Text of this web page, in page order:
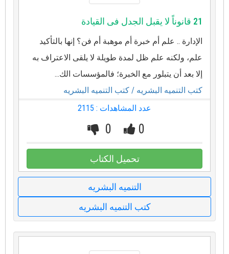
21 قانوناً لا يقبل الجدل فى القيادة
الإدارة .. علم أم خبرة أم موهبة أم فن؟ إنها بالتأكيد
علم، ولكنه علم ظل لمدة طويلة لا يلقى الاعتراف به
إلا بعد أن يتبلور مع الخبرة؛ فالمؤسسات الك...
كتب التنميه البشريه / كتب التنميه البشريه
عدد المشاهدات : 2115
0
0
تحميل الكتاب
التنميه البشريه
كتب التنميه البشريه